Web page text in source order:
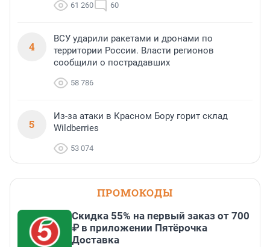
61 260 60
4
ВСУ ударили ракетами и дронами по
территории России. Власти регионов
сообщили о пострадавших
58 786
5
Из-за атаки в Красном Бору горит склад
Wildberries
53 074
ПРОМОКОДЫ
Скидка 55% на первый заказ от 700
₽ в приложении Пятёрочка
Доставка